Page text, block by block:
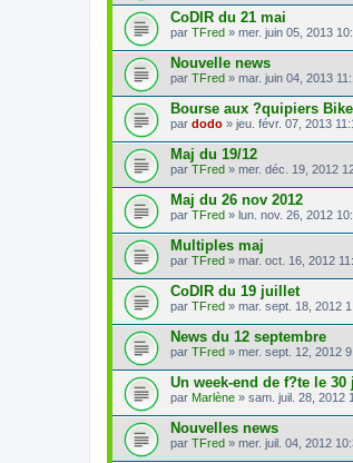
CoDIR du 21 mai
par TFred » mer. juin 05, 2013
Nouvelle news
par TFred » mar. juin 04, 2013
Bourse aux ?quipiers
par dodo » jeu. févr. 07, 2013
Maj du 19/12
par TFred » mer. déc. 19, 2012
Maj du 26 nov 2012
par TFred » lun. nov. 26, 2012
Multiples maj
par TFred » mar. oct. 16, 2012
CoDIR du 19 juillet
par TFred » mar. sept. 18, 2012
News du 12 septembre
par TFred » mer. sept. 12, 2012
Un week-end de f?te le
par Marlène » sam. juil. 28, 2012
Nouvelles news
par TFred » mer. juil. 04, 2012